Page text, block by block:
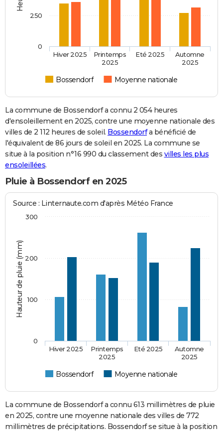
Bossendorf Moyenne nationale
Hiver 2025
Printemps
2025
Eté 2025
Automne
2025
0
250
La commune de Bossendorf a connu 2 054 heures
d'ensoleillement en 2025, contre une moyenne nationale des
villes de 2 112 heures de soleil. Bossendorfa bénéficié de
l'équivalent de 86 jours de soleil en 2025. La commune se
situe à la position n°16 990 du classement des villes les plus
ensoleillées.
Pluie à Bossendorf en 2025
Hauteur de pluie (mm)
Source : Linternaute.com d'après Météo France
Bossendorf Moyenne nationale
Hiver 2025
Printemps
2025
Eté 2025
Automne
2025
0
100
200
300
La commune de Bossendorf a connu 613 millimètres de pluie
en 2025, contre une moyenne nationale des villes de 772
millimètres de précipitations. Bossendorf se situe à la position